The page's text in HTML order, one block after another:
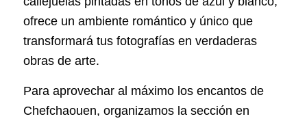
ofrece un ambiente romántico y único que
transformará tus fotografías en verdaderas
obras de arte.
Para aprovechar al máximo los encantos de
Chefchaouen, organizamos la sección en